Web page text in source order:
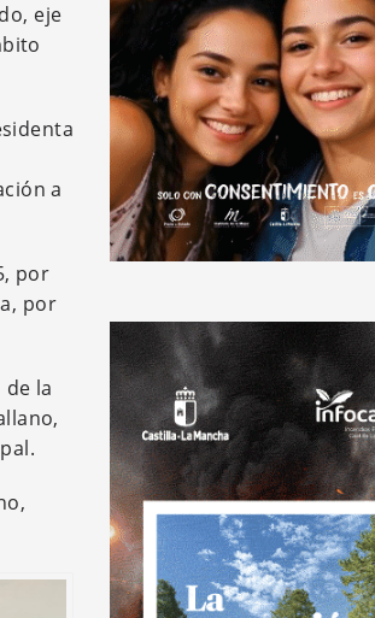
eje
a
por
por
la